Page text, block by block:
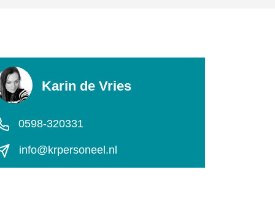
Karin de Vries
0598-320331
info@krpersoneel.nl